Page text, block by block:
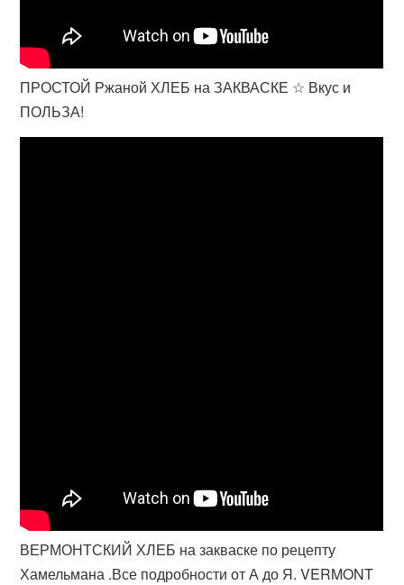
ПРОСТОЙ Ржаной ХЛЕБ на ЗАКВАСКЕ ☆ Вкус и
ПОЛЬЗА!
ВЕРМОНТСКИЙ ХЛЕБ на закваске по рецепту
Хамельмана .Все подробности от А до Я. VERMONT